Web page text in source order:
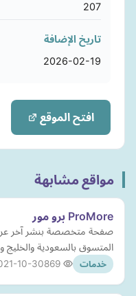
207
تاريخ الإضافة
2026-02-19
افتح الموقع
مواقع مشابهة
ProMore برو مور
صفحة متخصصة بنشر آخر عروض
المتسوق بالسعودية والخليج
خدمات 10-30